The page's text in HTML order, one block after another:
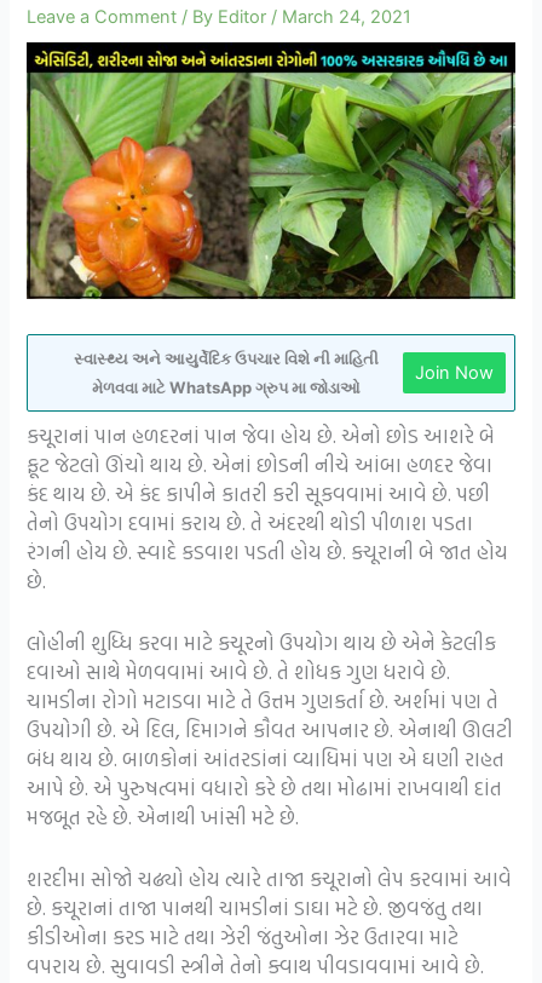
Leave a Comment / By Editor / March 24, 2021
સ્વાસ્થ્ય અને આયુર્વેદિક ઉપચાર વિશે ની માહિતી
મેળવવા માટે WhatsApp ગ્રુપ મા જોડાઓ
Join Now
કચૂરાનાં પાન હળદરનાં પાન જેવા હોય છે. એનો છોડ આશરે બે
ફૂટ જેટલો ઊંચો થાય છે. એનાં છોડની નીચે આંબા હળદર જેવા
કંદ થાય છે. એ કંદ કાપીને કાતરી કરી સૂકવવામાં આવે છે. પછી
તેનો ઉપયોગ દવામાં કરાય છે. તે અંદરથી થોડી પીળાશ પડતા
રંગની હોય છે. સ્વાદે કડવાશ પડતી હોય છે. કચૂરાની બે જાત હોય
છે.
લોહીની શુધ્ધિ કરવા માટે કચૂરનો ઉપયોગ થાય છે એને કેટલીક
દવાઓ સાથે મેળવવામાં આવે છે. તે શોધક ગુણ ધરાવે છે.
ચામડીના રોગો મટાડવા માટે તે ઉત્તમ ગુણકર્તા છે. અર્શમાં પણ તે
ઉપયોગી છે. એ દિલ, દિમાગને કૌવત આપનાર છે. એનાથી ઊલટી
બંધ થાય છે. બાળકોનાં આંતરડાંનાં વ્યાધિમાં પણ એ ઘણી રાહત
આપે છે. એ પુરુષત્વમાં વધારો કરે છે તથા મોઢામાં રાખવાથી દાંત
મજબૂત રહે છે. એનાથી ખાંસી મટે છે.
શરદીમા સોજો ચઢ્યો હોય ત્યારે તાજા કચૂરાનો લેપ કરવામાં આવે
છે. કચૂરાનાં તાજા પાનથી ચામડીનાં ડાઘા મટે છે. જીવજંતુ તથા
કીડીઓના કરડ માટે તથા ઝેરી જંતુઓના ઝેર ઉતારવા માટે
વપરાય છે. સુવાવડી સ્ત્રીને તેનો ક્વાથ પીવડાવવામાં આવે છે.